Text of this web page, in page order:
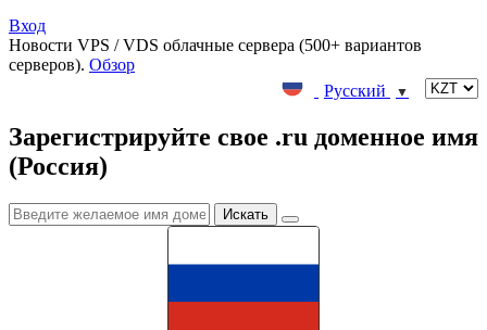
Вход
Новости VPS / VDS облачные сервера (500+ вариантов
серверов). Обзор
Русский
▼
Зарегистрируйте свое .ru доменное имя
(Россия)